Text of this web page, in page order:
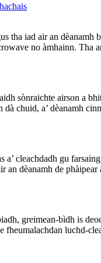
iad air an dèanamh
no àmhainn. Tha
sònraichte airson a
chuid, a’ dèanamh
cleachdadh gu
dèanamh de
greimean-bìdh is
fheumalachdan luchd-